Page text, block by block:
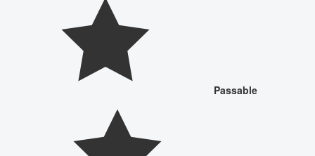
Passable